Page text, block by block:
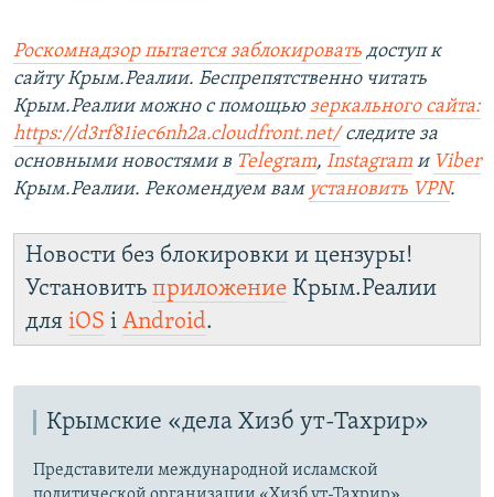
Роскомнадзор пытается заблокировать доступ к
сайту Крым.Реалии. Беспрепятственно читать
Крым.Реалии можно с помощью зеркального сайта:
https://d3rf81iec6nh2a.cloudfront.net/следите за
основными новостями в Telegram, Instagram и Viber
Крым.Реалии. Рекомендуем вам установить VPN.
Новости без блокировки и цензуры!
Установить приложение Крым.Реалии
для iOS і Android.
Крымские «дела Хизб ут-Тахрир»
Представители международной исламской